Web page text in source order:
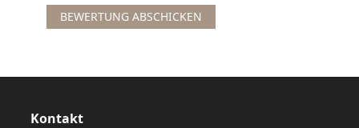
BEWERTUNG ABSCHICKEN
Kontakt